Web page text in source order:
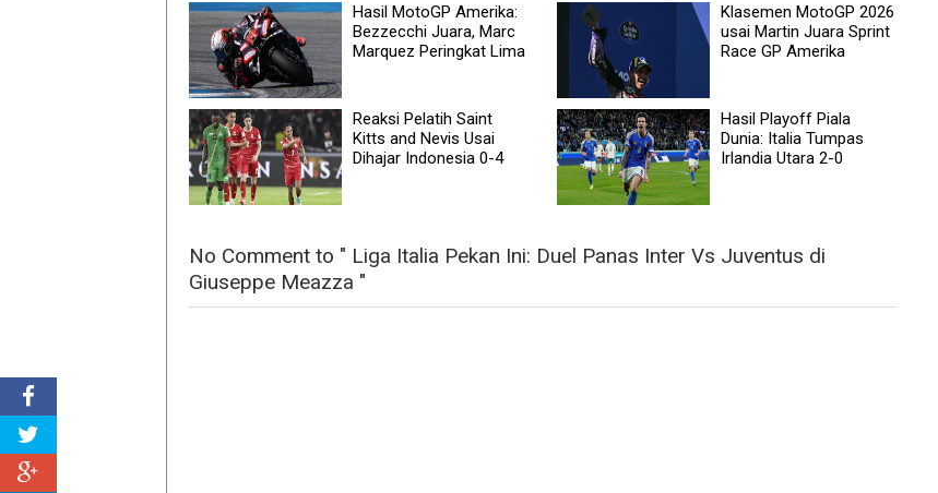
Hasil MotoGP Amerika:
Bezzecchi Juara, Marc
Marquez Peringkat Lima
Klasemen MotoGP 2026
usai Martin Juara Sprint
Race GP Amerika
Reaksi Pelatih Saint
Kitts and Nevis Usai
Dihajar Indonesia 0-4
Hasil Playoff Piala
Dunia: Italia Tumpas
Irlandia Utara 2-0
No Comment to " Liga Italia Pekan Ini: Duel Panas Inter Vs Juventus di
Giuseppe Meazza "